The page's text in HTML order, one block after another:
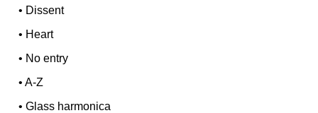
• Dissent
• Heart
• No entry
•A-Z
•Glass harmonica